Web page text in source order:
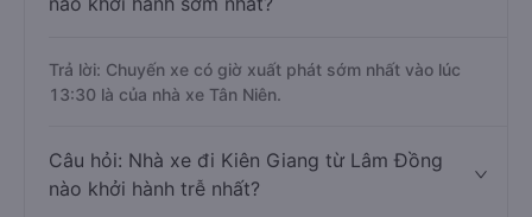
Trả lời: Chuyến xe có giờ xuất phát sớm nhất vào lúc
13:30 là của nhà xe Tân Niên.
Câu hỏi: Nhà xe đi Kiên Giang từ Lâm Đồng
nào khởi hành trễ nhất?